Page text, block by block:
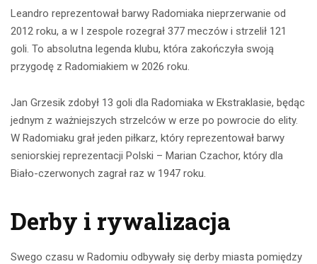
Leandro reprezentował barwy Radomiaka nieprzerwanie od
2012 roku, a w I zespole rozegrał 377 meczów i strzelił 121
goli. To absolutna legenda klubu, która zakończyła swoją
przygodę z Radomiakiem w 2026 roku.
Jan Grzesik zdobył 13 goli dla Radomiaka w Ekstraklasie, będąc
jednym z ważniejszych strzelców w erze po powrocie do elity.
W Radomiaku grał jeden piłkarz, który reprezentował barwy
seniorskiej reprezentacji Polski – Marian Czachor, który dla
Biało-czerwonych zagrał raz w 1947 roku.
Derby i rywalizacja
Swego czasu w Radomiu odbywały się derby miasta pomiędzy